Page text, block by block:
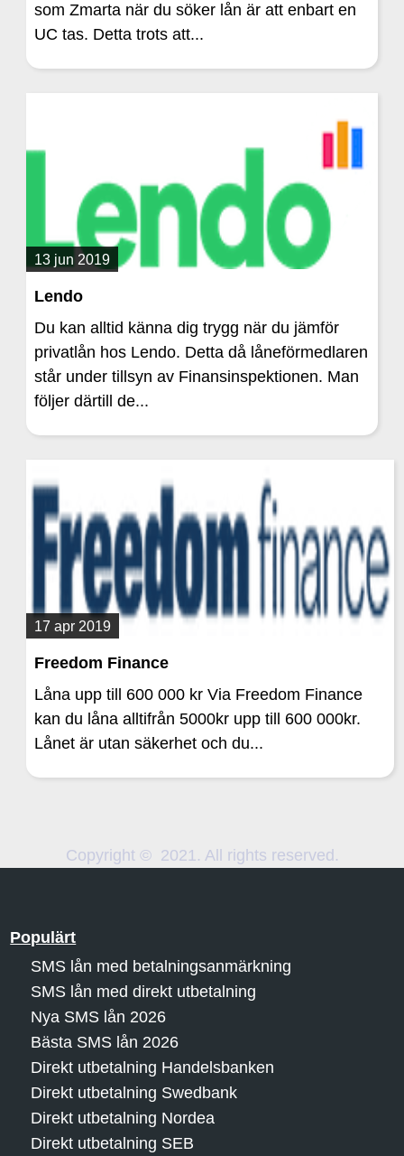
som Zmarta när du söker lån är att enbart en
UC tas. Detta trots att...
13 jun 2019
Lendo
Du kan alltid känna dig trygg när du jämför
privatlån hos Lendo. Detta då låneförmedlaren
står under tillsyn av Finansinspektionen. Man
följer därtill de...
17 apr 2019
Freedom Finance
Låna upp till 600 000 kr Via Freedom Finance
kan du låna alltifrån 5000kr upp till 600 000kr.
Lånet är utan säkerhet och du...
Copyright © 2021. All rights reserved.
Populärt
SMS lån med betalningsanmärkning
SMS lån med direkt utbetalning
Nya SMS lån 2026
Bästa SMS lån 2026
Direkt utbetalning Handelsbanken
Direkt utbetalning Swedbank
Direkt utbetalning Nordea
Direkt utbetalning SEB